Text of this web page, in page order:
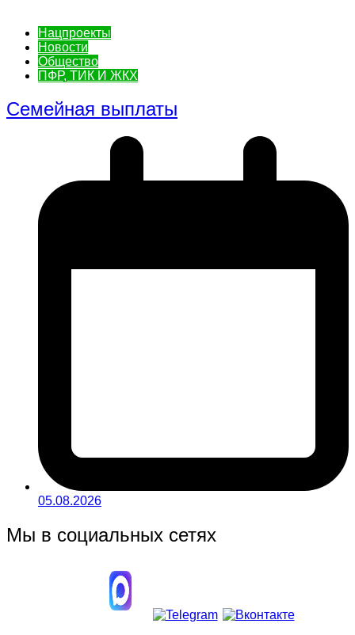
Нацпроекты
Новости
Общество
ПФР, ТИК И ЖКХ
Семейная выплаты
05.08.2026
Мы в социальных сетях